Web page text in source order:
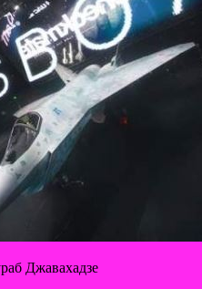
Джавахадзе